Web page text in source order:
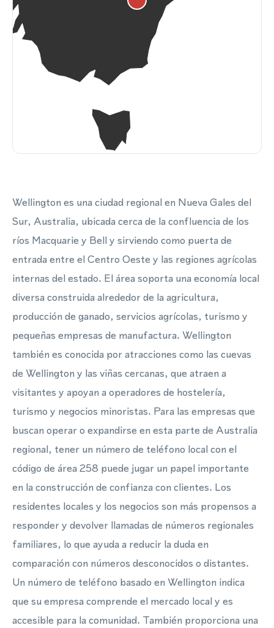
Wellington es una ciudad regional en Nueva Gales del
Sur, Australia, ubicada cerca de la confluencia de los
ríos Macquarie y Bell y sirviendo como puerta de
entrada entre el Centro Oeste y las regiones agrícolas
internas del estado. El área soporta una economía local
diversa construida alrededor de la agricultura,
producción de ganado, servicios agrícolas, turismo y
pequeñas empresas de manufactura. Wellington
también es conocida por atracciones como las cuevas
de Wellington y las viñas cercanas, que atraen a
visitantes y apoyan a operadores de hostelería,
turismo y negocios minoristas. Para las empresas que
buscan operar o expandirse en esta parte de Australia
regional, tener un número de teléfono local con el
código de área 258 puede jugar un papel importante
en la construcción de confianza con clientes. Los
residentes locales y los negocios son más propensos a
responder y devolver llamadas de números regionales
familiares, lo que ayuda a reducir la duda en
comparación con números desconocidos o distantes.
Un número de teléfono basado en Wellington indica
que su empresa comprende el mercado local y es
accesible para la comunidad. También proporciona una